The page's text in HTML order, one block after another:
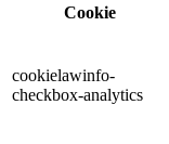
Cookie
cookielawinfo-
checkbox-analytics